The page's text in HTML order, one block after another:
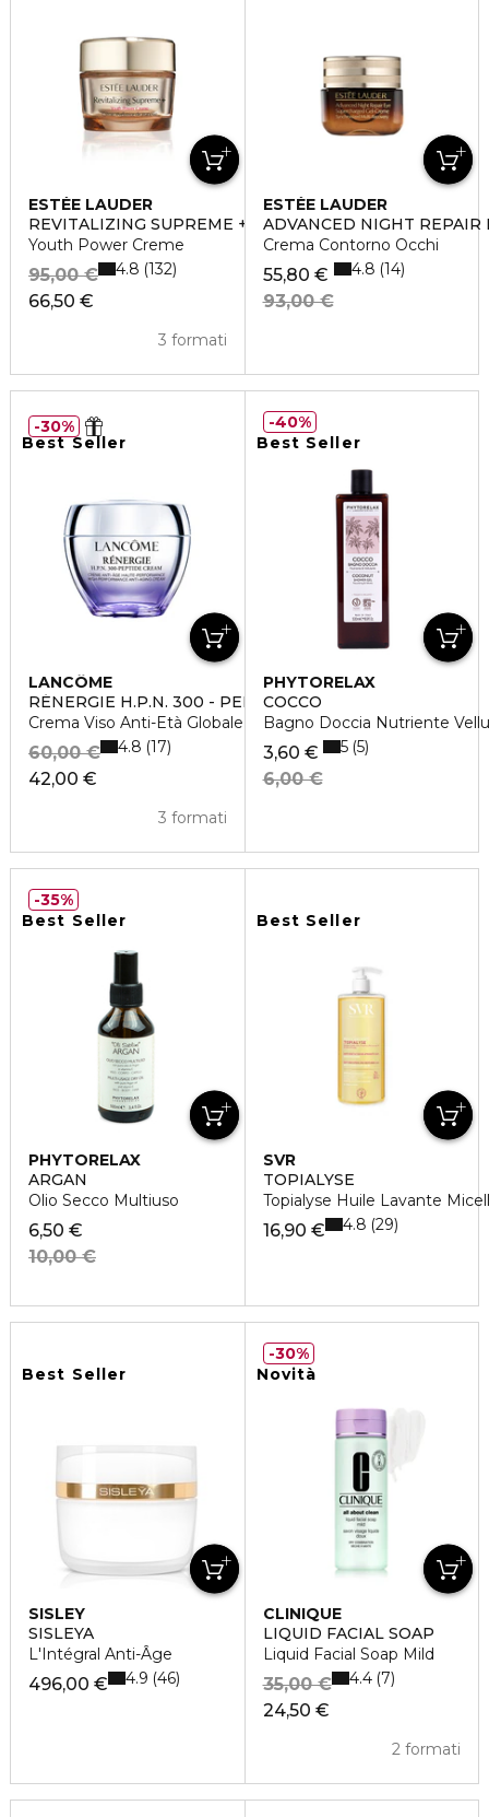
ESTÉE LAUDER
REVITALIZING SUPREME +
Youth Power Creme
66,50 €
95,00 €
3 formati
4.8 132
ESTÉE LAUDER
ADVANCED NIGHT REPAIR
Crema Contorno Occhi
55,80 €
93,00 €
4.8 14
Best Seller
LANCÔME
RÉNERGIE H.P.N. 300 - PEPTIDE CREAM
Crema Viso Anti-Età Globale Alta Performance
42,00 €
60,00 €
3 formati
4.8 17
30%
Best Seller
PHYTORELAX
COCCO
Bagno Doccia Nutriente
3,60 €
6,00 €
5 5
40%
Best Seller
PHYTORELAX
ARGAN
Olio Secco Multiuso
6,50 €
10,00 €
35%
Best Seller
SVR
TOPIALYSE
Topialyse Huile Lavante
16,90 € 4.8 29
Best Seller
SISLEY
SISLEYA
L'Intégral Anti-Âge
496,00 € 4.9 46
Novità
CLINIQUE
LIQUID FACIAL SOAP
Liquid Facial Soap Mild
24,50 €
35,00 €
2 formati
4.4 7
30%